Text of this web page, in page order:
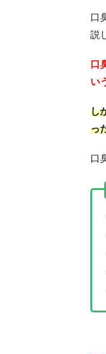
口
説
口
い
し
っ
口